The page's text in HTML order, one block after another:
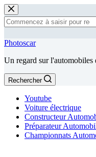
Passer
au
contenu
Aucun
Photoscar
Un regard sur l'automobiles
Rechercher
Youtube
Voiture électrique
Constructeur
Préparateur
Championnats